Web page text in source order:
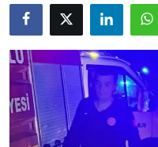
Magazin Haberleri
Spor Haberleri
Teknoloji Haberleri
Dünya Haberleri